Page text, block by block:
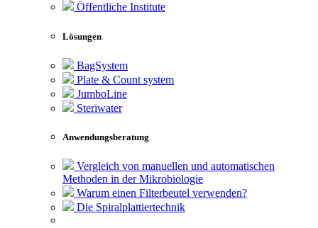
Öffentliche Institute
Lösungen
BagSystem
Plate & Count system
JumboLine
Steriwater
Anwendungsberatung
Vergleich von manuellen und automatischen
Methoden in der Mikrobiologie
Warum einen Filterbeutel verwenden?
Die Spiralplattier­technik